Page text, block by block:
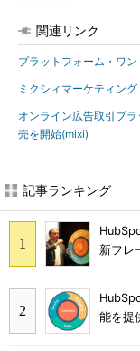
関連リンク
プラットフォーム・ワン
ミクシィマーケティング
オンライン広告取引プ
売を開始(mixi)
記事ランキング
新フレ
能を提